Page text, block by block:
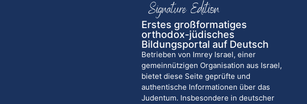
Erstes großformatiges
orthodox-jüdisches
Bildungsportal auf Deutsch
Betrieben von Imrey Israel, einer
gemeinnützigen Organisation aus Israel,
bietet diese Seite geprüfte und
authentische Informationen über das
Judentum. Insbesondere in deutscher